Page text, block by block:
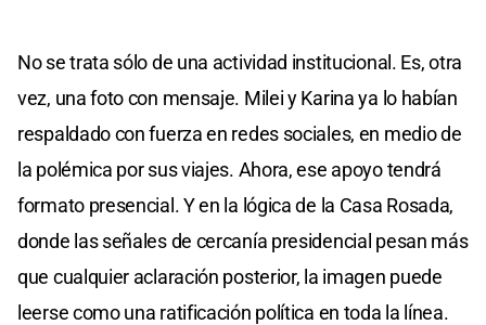
No se trata sólo de una actividad institucional. Es, otra
vez, una foto con mensaje. Milei y Karina ya lo habían
respaldado con fuerza en redes sociales, en medio de
la polémica por sus viajes. Ahora, ese apoyo tendrá
formato presencial. Y en la lógica de la Casa Rosada,
donde las señales de cercanía presidencial pesan más
que cualquier aclaración posterior, la imagen puede
leerse como una ratificación política en toda la línea.